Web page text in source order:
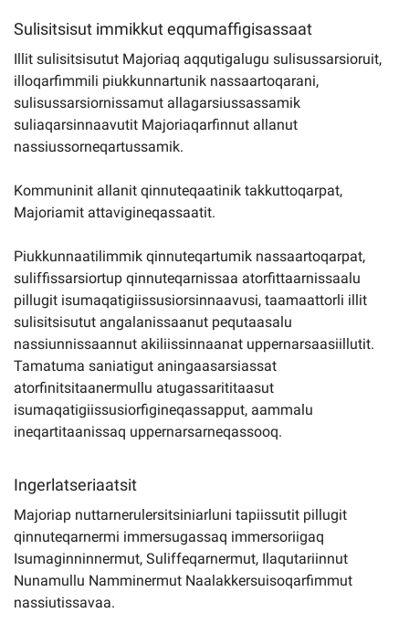
Sulisitsisut immikkut eqqumaffigisassaat
Illit sulisitsisutut Majoriaq aqqutigalugu sulisussarsioruit,
illoqarfimmili piukkunnartunik nassaartoqarani,
sulisussarsiornissamut allagarsiussassamik
suliaqarsinnaavutit Majoriaqarfinnut allanut
nassiussorneqartussamik.
Kommuninit allanit qinnuteqaatinik takkuttoqarpat,
Majoriamit attavigineqassaatit.
Piukkunnaatilimmik qinnuteqartumik nassaartoqarpat,
suliffissarsiortup qinnuteqarnissaa atorfittaarnissaalu
pillugit isumaqatigiissusiorsinnaavusi, taamaattorli illit
sulisitsisutut angalanissaanut pequtaasalu
nassiunnissaannut akiliissinnaanat uppernarsaasiillutit.
Tamatuma saniatigut aningaasarsiassat
atorfinitsitaanermullu atugassarititaasut
isumaqatigiissusiorfigineqassapput, aammalu
ineqartitaanissaq uppernarsarneqassooq.
Ingerlatseriaatsit
Majoriap nuttarnerulersitsiniarluni tapiissutit pillugit
qinnuteqarnermi immersugassaq immersoriigaq
Isumaginninnermut, Suliffeqarnermut, Ilaqutariinnut
Nunamullu Namminermut Naalakkersuisoqarfimmut
nassiutissavaa.